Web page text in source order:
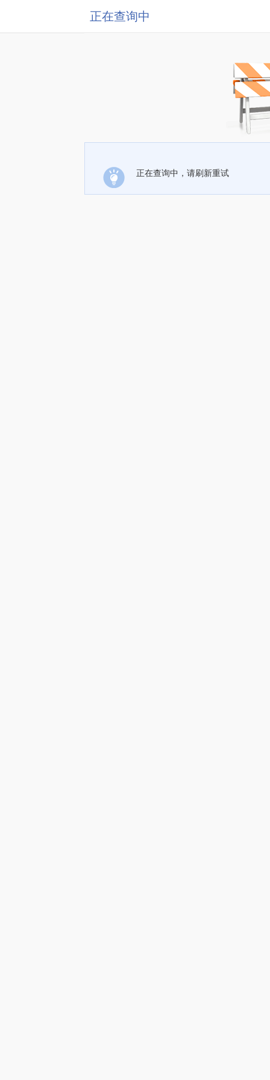
正在查询中
正在查询中，请刷新重试